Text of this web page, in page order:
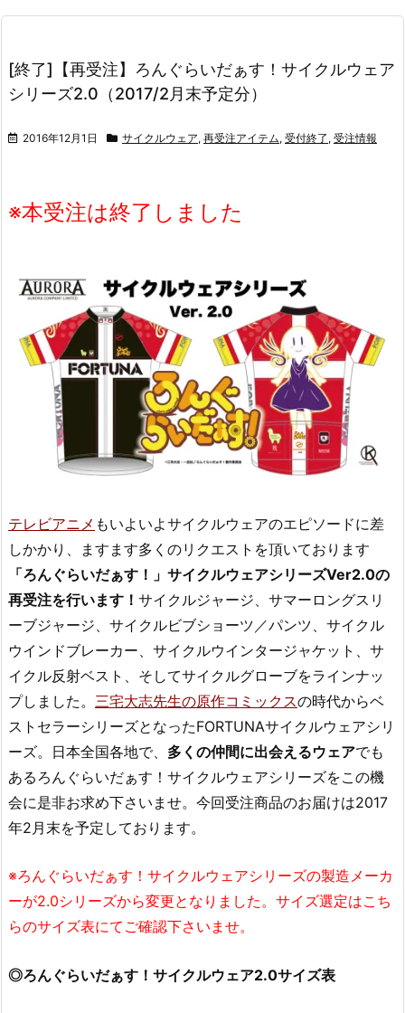
[終了]【再受注】ろんぐらいだぁす！サイクルウェア
シリーズ2.0（2017/2月末予定分）
2016年12月1日 サイクルウェア, 再受注アイテム, 受付終了 , 受注情報
※本受注は終了しました
テレビアニメ もいよいよサイクルウェアのエピソードに差
しかかり、ますます多くのリクエストを頂いております
「ろんぐらいだぁす！」サイクルウェアシリーズVer2.0の
再受注を行います！ サイクルジャージ、サマーロングスリ
ーブジャージ、サイクルビブショーツ／パンツ、サイクル
ウインドブレーカー、サイクルウインタージャケット、サ
イクル反射ベスト、そしてサイクルグローブをラインナッ
プしました。 三宅大志先生の原作コミックスの時代からベ
ストセラーシリーズとなったFORTUNAサイクルウェアシリ
ーズ。日本全国各地で、 多くの仲間に出会えるウェアでも
あるろんぐらいだぁす！サイクルウェアシリーズをこの機
会に是非お求め下さいませ。今回受注商品のお届けは2017
年2月末を予定しております。
※ろんぐらいだぁす！サイクルウェアシリーズの製造メーカ
ーが2.0シリーズから変更となりました。サイズ選定はこち
らのサイズ表にてご確認下さいませ。
◎ろんぐらいだぁす！サイクルウェア2.0サイズ表